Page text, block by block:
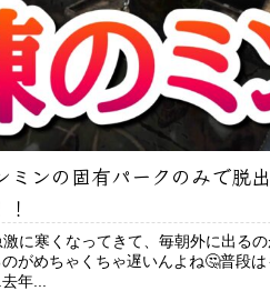
ミンの固有パークのみで脱
に寒くなってきて、毎朝外に出る
がめちゃくちゃ遅いんよね🤔普段
年...